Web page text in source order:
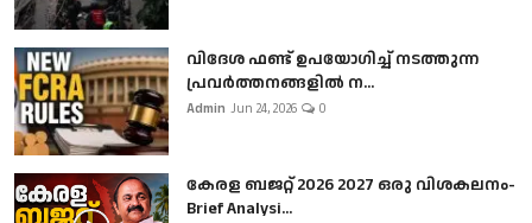
വിദേശ ഫണ്ട് ഉപയോഗിച്ച് നടത്തുന്ന
പ്രവർത്തനങ്ങളിൽ ന...
Admin Jun 24, 2026 0
കേരള ബജറ്റ് 2026 2027 ഒരു വിശകലനം-
Brief Analysi...